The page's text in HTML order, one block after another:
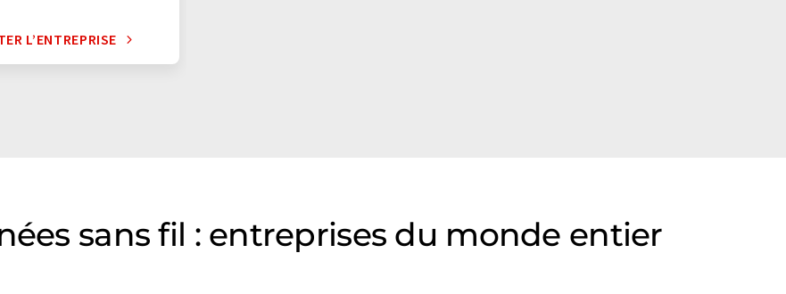
L’ENTREPRISE
sans fil : entreprises du monde entier